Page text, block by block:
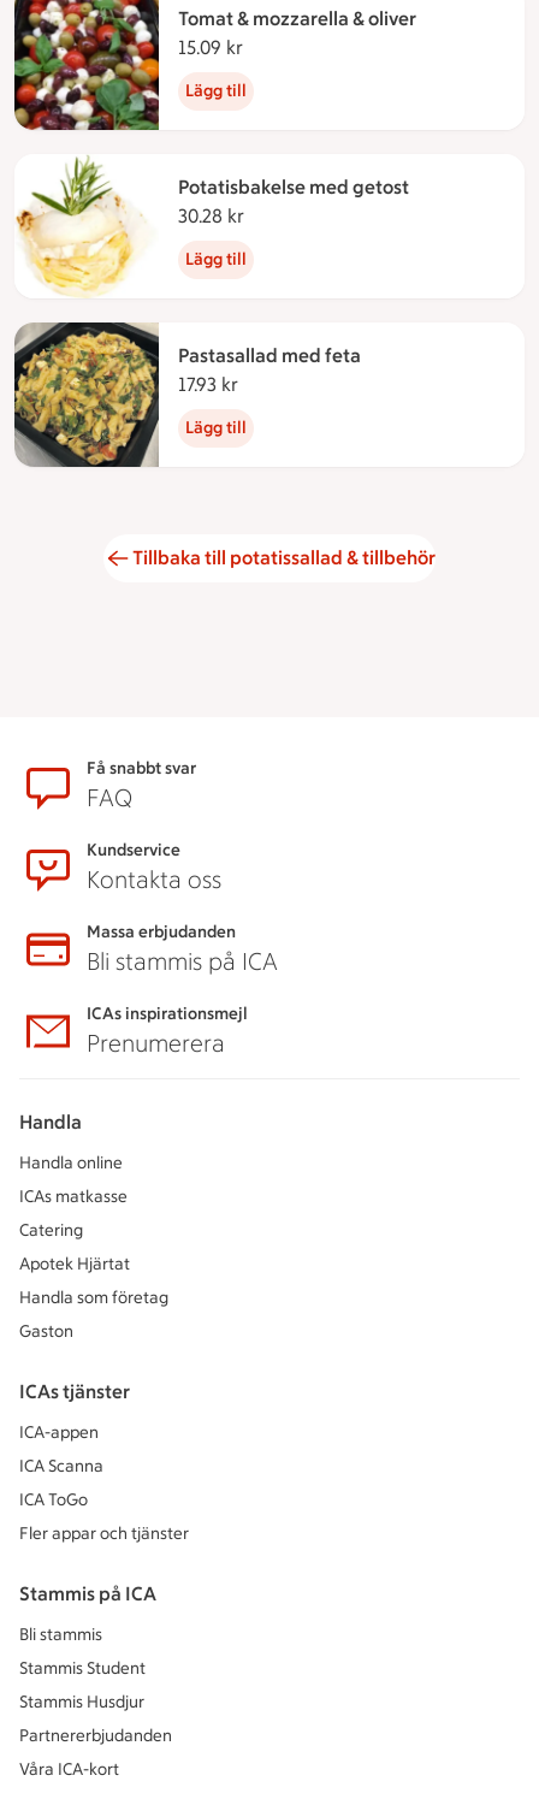
Tomat & mozzarella & oliver
15.09 kr
Lägg till
Potatisbakelse med getost
30.28 kr
Lägg till
Pastasallad med feta
17.93 kr
Lägg till
Tillbaka till potatissallad & tillbehör
SidfotFå snabbt svar
FAQ
Kundservice
Kontakta oss
Massa erbjudanden
Bli stammis på ICA
ICAs inspirationsmejl
Prenumerera
Handla
Handla online
ICAs matkasse
Catering
Apotek Hjärtat
Handla som företag
Gaston
ICAs tjänster
ICA-appen
ICA Scanna
ICA ToGo
Fler appar och tjänster
Stammis på ICA
Bli stammis
Stammis Student
Stammis Husdjur
Partnererbjudanden
Våra ICA-kort